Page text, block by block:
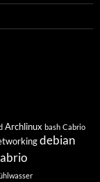
Archlinux bash Cabrio
debian